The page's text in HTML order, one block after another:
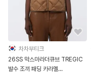
차차부티크
26SS 막스마라더큐브 TREGIC
발수 조끼 패딩 카라멜